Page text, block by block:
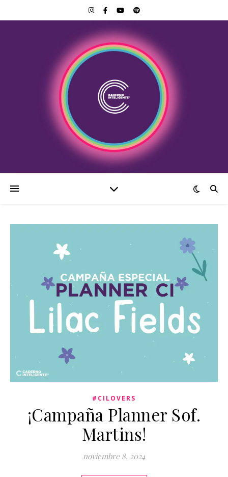
#CILOVERS
¡Campaña Planner Sof.
Martins!
noviembre 8, 2024